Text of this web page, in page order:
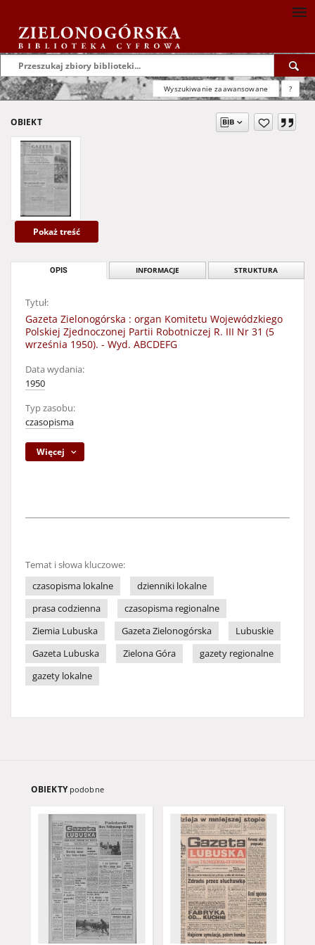
Wyszukiwanie zaawansowane ?
OBIEKT
Pokaż treść
OPIS INFORMACJE STRUKTURA
Tytuł:
Gazeta Zielonogórska : organ Komitetu Wojewódzkiego
Polskiej Zjednoczonej Partii Robotniczej R. III Nr 31 (5
września 1950). - Wyd. ABCDEFG
Data wydania:
1950
Typ zasobu:
czasopisma
Więcej
Temat i słowa kluczowe:
czasopisma lokalne
dzienniki lokalne
prasa codzienna
czasopisma regionalne
Ziemia Lubuska
Gazeta Zielonogórska
Lubuskie
Gazeta Lubuska
Zielona Góra
gazety regionalne
gazety lokalne
OBIEKTY podobne